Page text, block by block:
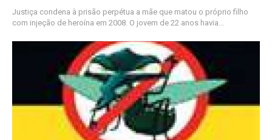
Justiça condena à prisão perpétua a mãe que matou o próprio filho
com injeção de heroína em 2008. O jovem de 22 anos havia...